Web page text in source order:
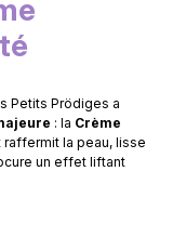
Petits Prödiges a
: la Crème
raffermit la peau, lisse
un effet liftant